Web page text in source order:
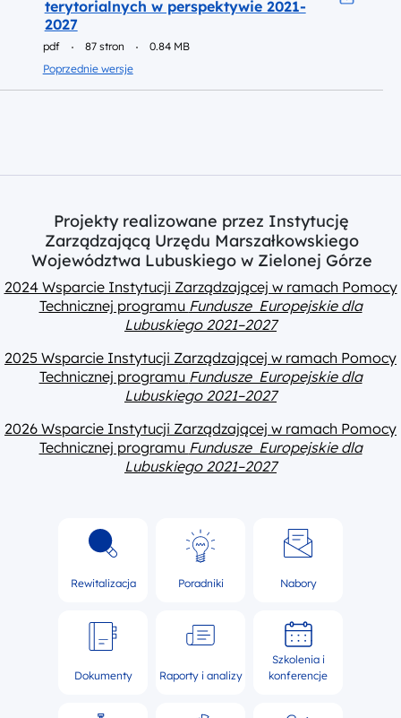
terytorialnych w perspektywie 2021-
2027
pdf 87 stron
0.84 MB
Poprzednie wersje
Projekty realizowane przez Instytucję
Zarządzającą Urzędu Marszałkowskiego
Województwa Lubuskiego w Zielonej Górze
2024 Wsparcie Instytucji Zarządzającej w ramach Pomocy
Technicznej programu Fundusze Europejskie dla
Lubuskiego 2021–2027
2025 Wsparcie Instytucji Zarządzającej w ramach Pomocy
Technicznej programu Fundusze Europejskie dla
Lubuskiego 2021–2027
2026 Wsparcie Instytucji Zarządzającej w ramach Pomocy
Technicznej programu Fundusze Europejskie dla
Lubuskiego 2021–2027
Rewitalizacja Poradniki Nabory
Dokumenty Raporty i analizy
Szkolenia i
konferencje